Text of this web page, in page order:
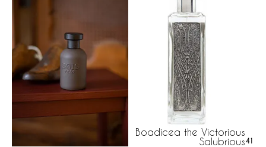
Boadicea the Victorious
Salubrious41